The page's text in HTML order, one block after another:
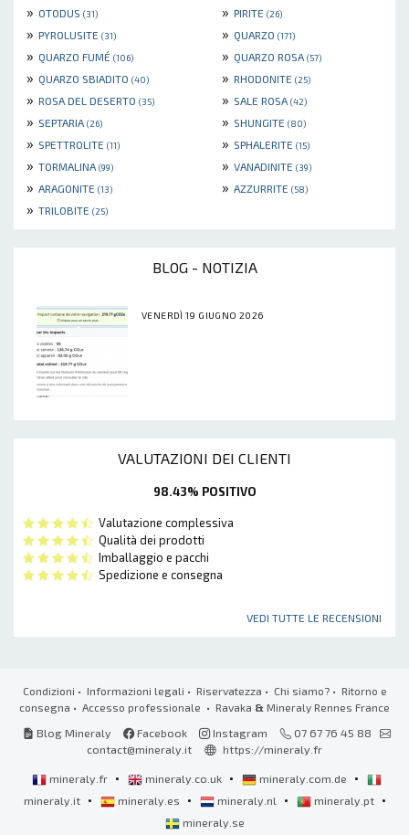
» OTODUS (31) » PIRITE (26)
» PYROLUSITE (31) » QUARZO (171)
» QUARZO FUMÉ (106) » QUARZO ROSA (57)
» QUARZO SBIADITO (40) » RHODONITE (25)
» ROSA DEL DESERTO (35) » SALE ROSA (42)
» SEPTARIA (26) » SHUNGITE (80)
» SPETTROLITE (11) » SPHALERITE (15)
» TORMALINA (99) » VANADINITE (39)
» ARAGONITE (13) » AZZURRITE (58)
» TRILOBITE (25)
BLOG - NOTIZIA
VENERDÌ 19 GIUGNO 2026
VALUTAZIONI DEI CLIENTI
98.43% POSITIVO
Valutazione complessiva
Qualità dei prodotti
Imballaggio e pacchi
Spedizione e consegna
VEDI TUTTE LE RECENSIONI
Condizioni • Informazioni legali • Riservatezza • Chi siamo?• Ritorno e
consegna • Accesso professionale • Ravaka & Mineraly Rennes France
Blog Mineraly
Facebook Instagram
07 67 76 45 88
contact@mineraly.it
https://mineraly.fr
mineraly.fr • mineraly.co.uk • mineraly.com.de •
mineraly.it • mineraly.es • mineraly.nl • mineraly.pt •
mineraly.se